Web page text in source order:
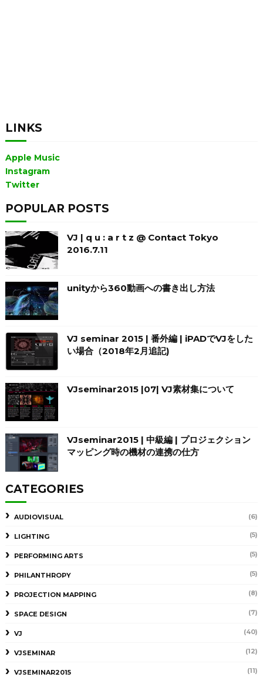
LINKS
Apple Music
Instagram
Twitter
POPULAR POSTS
VJ | q u : a r t z @ Contact Tokyo
2016.7.11
unityから360動画への書き出し方法
VJ seminar 2015 | 番外編 | iPADでVJをした
い場合（2018年2月追記)
VJseminar2015 |07| VJ素材集について
VJseminar2015 | 中級編 | プロジェクション
マッピング時の機材の連携の仕方
CATEGORIES
AUDIOVISUAL (6)
LIGHTING (5)
PERFORMING ARTS (5)
PHILANTHROPY (5)
PROJECTION MAPPING (8)
SPACE DESIGN (7)
VJ (40)
VJSEMINAR (12)
VJSEMINAR2015 (11)